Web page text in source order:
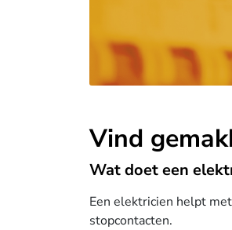
Vind
Wat doet een
Een elektricien helpt
stopcontacten.